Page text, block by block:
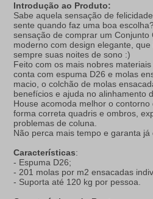
Introdução ao Produto:
Sabe aquela sensação de
sente quando faz uma boa
sensação de comprar um Conjunto
moderno com design elegante,
sempre suas noites de sono :)
Feito com os mais nobres
conta com espuma D26 e molas
macio, o colchão de molas
benefícios e ajuda no alinhamento
House acomoda melhor o
forma correta quadris e ombros,
problemas de coluna.
Não perca mais tempo e garanta já
Características:
- Espuma D26;
- 201 molas por m2 ensacadas
- Suporta até 120 kg por pessoa.